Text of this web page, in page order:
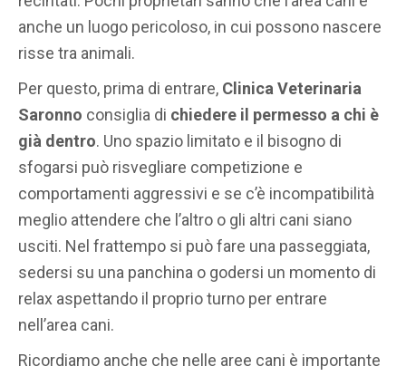
anche un luogo pericoloso, in cui possono nascere
risse tra animali.
Per questo, prima di entrare, Clinica Veterinaria
Saronno consiglia di chiedere il permesso a chi è
già dentro. Uno spazio limitato e il bisogno di
sfogarsi può risvegliare competizione e
comportamenti aggressivi e se c’è incompatibilità
meglio attendere che l’altro o gli altri cani siano
usciti. Nel frattempo si può fare una passeggiata,
sedersi su una panchina o godersi un momento di
relax aspettando il proprio turno per entrare
nell’area cani.
Ricordiamo anche che nelle aree cani è importante